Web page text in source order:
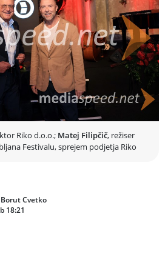
operna prvakinja Sabina Cvilak, ob
priznani britanski pevec in igralec
londonskega West Enda.
z razkošno glasbeno izvedbo,
uspešnicami, med katerimi je tudi
Argentina, ena najbolj prepoznavnih
gledališke literature.
Riko d.o.o.; Matej Filipčič, režiser
Festivalu, sprejem podjetja Riko
Cvetko
18:21